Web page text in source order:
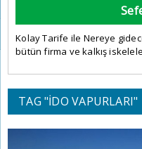
Kolay Tarife ile Nereye
bütün firma ve kalkış
TAG "IDO VAPURLARI"